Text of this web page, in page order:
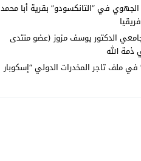
الجهوي في “التانكسودو” بقرية أبا محمد
الدكتور يوسف مزوز (عضو منتدى
ذمة الله
في ملف تاجر المخدرات الدولي “إسكوبار